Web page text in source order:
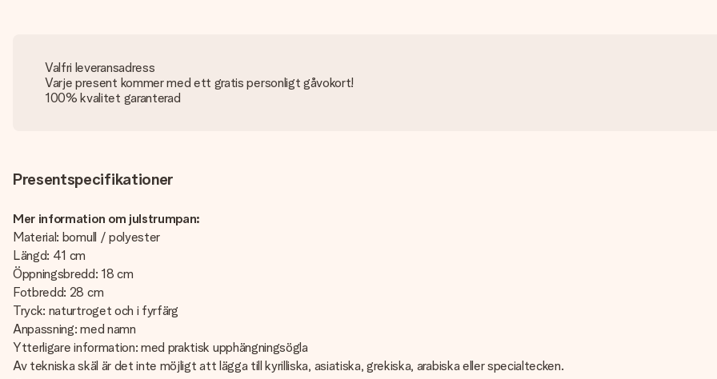
Valfri leveransadress
Varje present kommer med ett gratis personligt gåvokort!
100% kvalitet garanterad
Presentspecifikationer
Mer information om julstrumpan:
Material: bomull / polyester
Längd: 41 cm
Öppningsbredd: 18 cm
Fotbredd: 28 cm
Tryck: naturtroget och i fyrfärg
Anpassning: med namn
Ytterligare information: med praktisk upphängningsögla
Av tekniska skäl är det inte möjligt att lägga till kyrilliska, asiatiska, grekiska, arabiska eller specialtecken.